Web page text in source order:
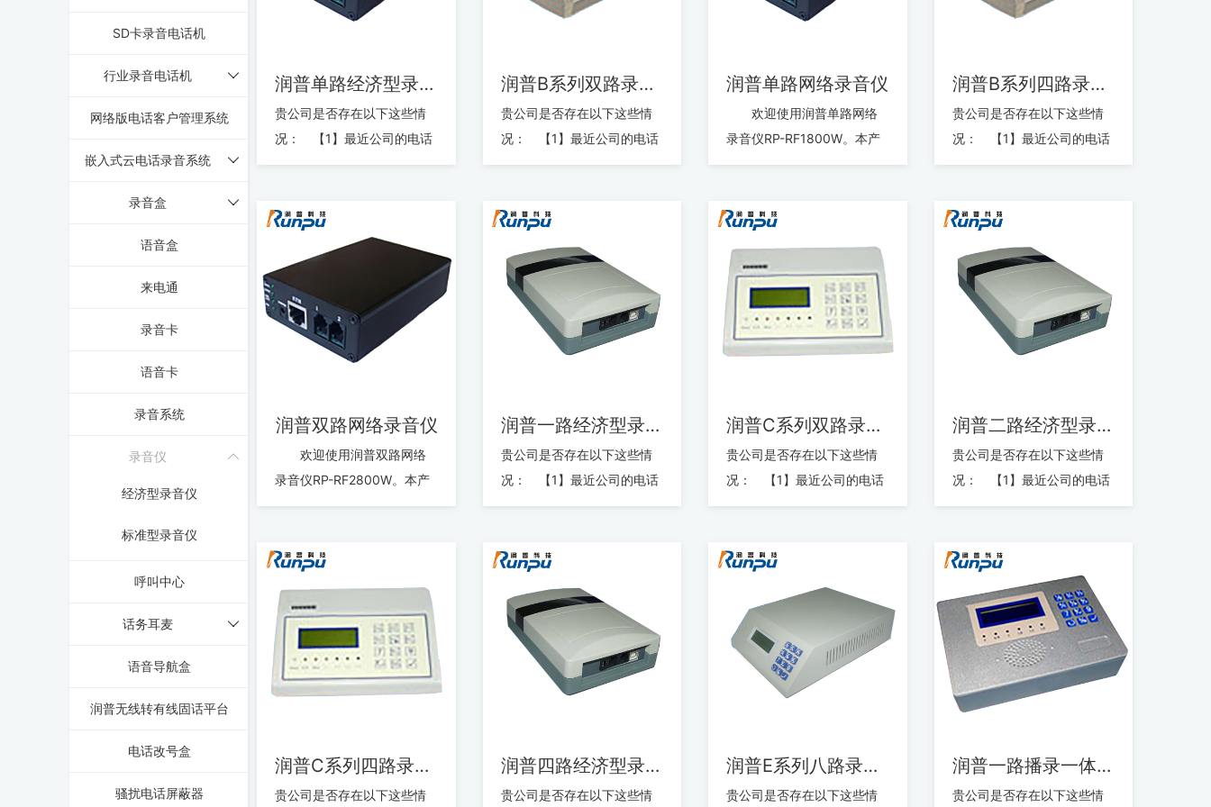
SD卡录音电话机
行业录音电话机
网络版电话客户管理系统
嵌入式云电话录音系统
录音盒
语音盒
来电通
录音卡
语音卡
录音系统
录音仪
经济型录音仪
标准型录音仪
呼叫中心
话务耳麦
语音导航盒
润普无线转有线固话平台
电话改号盒
骚扰电话屏蔽器
润普单路经济型录音仪
贵公司是否存在以下这些情
况： 【1】最近公司的电话
费是否有点儿大的离谱？
项...
润普B系列双路录音仪
贵公司是否存在以下这些情
况： 【1】最近公司的电话
费是否有点儿大的离谱？
项...
润普单路网络录音仪
欢迎使用润普单路网络
录音仪RP-RF1800W。本产
品凝聚了润普公司在录音行
术，...
润普B系列四路录音仪
贵公司是否存在以下这些情
况： 【1】最近公司的电话
费是否有点儿大的离谱？
项...
润普双路网络录音仪
欢迎使用润普双路网络
录音仪RP-RF2800W。本产
品凝聚了润普公司在录音行
术，...
润普一路经济型录音仪
贵公司是否存在以下这些情
况： 【1】最近公司的电话
费是否有点儿大的离谱？
项...
润普C系列双路录音仪
贵公司是否存在以下这些情
况： 【1】最近公司的电话
费是否有点儿大的离谱？
项...
润普二路经济型录音仪
贵公司是否存在以下这些情
况： 【1】最近公司的电话
费是否有点儿大的离谱？
项...
润普C系列四路录音仪
贵公司是否存在以下这些情
润普四路经济型录音仪
贵公司是否存在以下这些情
润普E系列八路录音仪
贵公司是否存在以下这些情
润普一路播录一体录音仪
贵公司是否存在以下这些情